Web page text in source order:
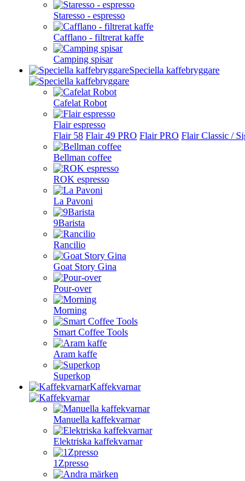
Staresso - espresso
Cafflano - filtrerat kaffe
Camping spisar
Speciella kaffebryggare
Cafelat Robot
Flair espresso
Flair 58 Flair 49 PRO Flair PRO Flair Classic /
Bellman coffee
ROK espresso
La Pavoni
9Barista
Rancilio
Goat Story Gina
Pour-over
Morning
Smart Coffee Tools
Aram kaffe
Superkop
Kaffekvarnar
Manuella kaffekvarnar
Elektriska kaffekvarnar
1Zpresso